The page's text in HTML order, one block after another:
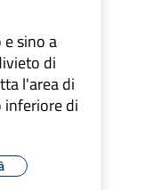
sino a
di
l'area di
inferiore di